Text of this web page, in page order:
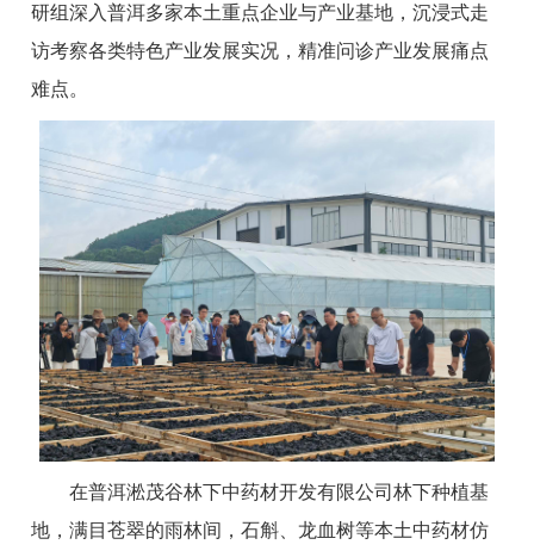
研组深入普洱多家本土重点企业与产业基地，沉浸式走
访考察各类特色产业发展实况，精准问诊产业发展痛点
难点。
在普洱淞茂谷林下中药材开发有限公司林下种植基
地，满目苍翠的雨林间，石斛、龙血树等本土中药材仿